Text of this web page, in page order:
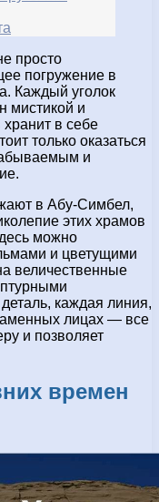
просто
погружение в
Каждый уголок
мистикой и
в себе
только оказаться
и
в Абу-Симбел,
этих храмов
можно
и цветущими
величественные
каждая линия,
лицах — все
и позволяет
времен